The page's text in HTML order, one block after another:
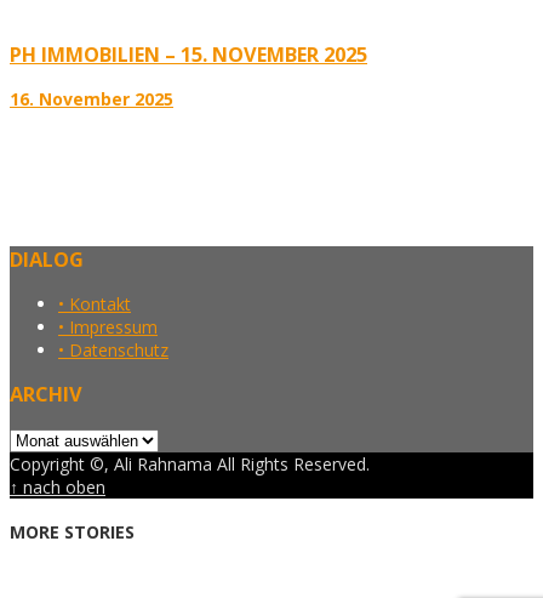
PH IMMOBILIEN – 15. NOVEMBER 2025
16. November 2025
DIALOG
• Kontakt
• Impressum
• Datenschutz
ARCHIV
Archiv
Copyright ©, Ali Rahnama All Rights Reserved.
↑ nach oben
MORE STORIES